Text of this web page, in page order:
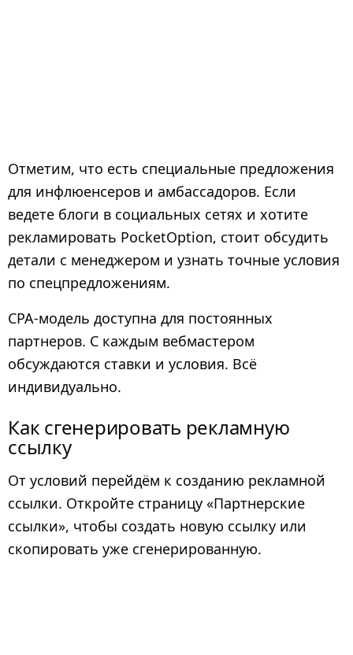
Отметим, что есть специальные предложения
для инфлюенсеров и амбассадоров. Если
ведете блоги в социальных сетях и хотите
рекламировать PocketOption, стоит обсудить
детали с менеджером и узнать точные условия
по спецпредложениям.
CPA-модель доступна для постоянных
партнеров. С каждым вебмастером
обсуждаются ставки и условия. Всё
индивидуально.
Как сгенерировать рекламную
ссылку
От условий перейдём к созданию рекламной
ссылки. Откройте страницу «Партнерские
ссылки», чтобы создать новую ссылку или
скопировать уже сгенерированную.